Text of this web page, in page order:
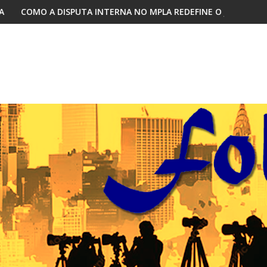
NO MPLA REDEFINE O JOGO PARA 2027DOCENTES DA ACADEMIA